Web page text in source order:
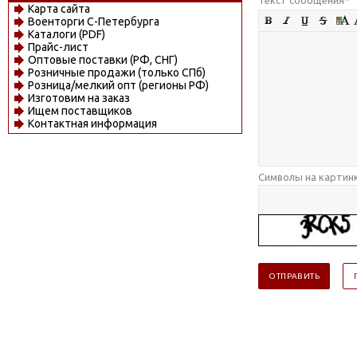
Карта сайта
Военторги С-Петербурга
Каталоги (PDF)
Прайс-лист
Оптовые поставки (РФ, СНГ)
Розничные продажи (только СПб)
Розница/мелкий опт (регионы РФ)
Изготовим на заказ
Ищем поставщиков
Контактная информация
Символы на